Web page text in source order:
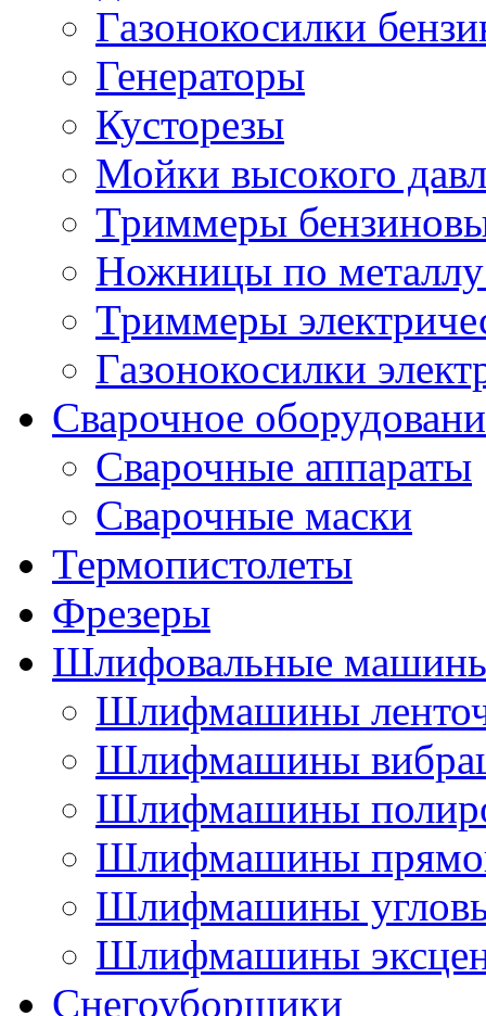
Газонокосилки
Генераторы
Кусторезы
Мойки высокого
Триммеры
Ножницы по металлу
Триммеры
Газонокосилки
Сварочное
Сварочные аппараты
Сварочные маски
Термопистолеты
Фрезеры
Шлифовальные
Шлифмашины
Шлифмашины
Шлифмашины
Шлифмашины
Шлифмашины
Шлифмашины
Снегоуборщики